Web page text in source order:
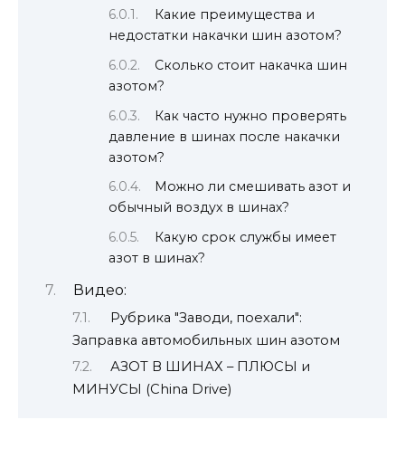
Какие преимущества и
недостатки накачки шин азотом?
Сколько стоит накачка шин
азотом?
Как часто нужно проверять
давление в шинах после накачки
азотом?
Можно ли смешивать азот и
обычный воздух в шинах?
Какую срок службы имеет
азот в шинах?
Видео:
Рубрика "Заводи, поехали":
Заправка автомобильных шин азотом
АЗОТ В ШИНАХ – ПЛЮСЫ и
МИНУСЫ (China Drive)